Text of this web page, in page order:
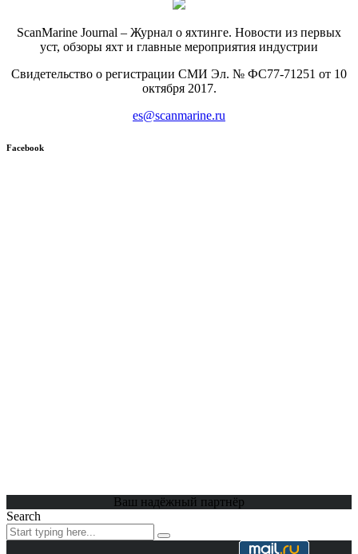
ScanMarine Journal – Журнал о яхтинге. Новости из первых
уст, обзоры яхт и главные мероприятия индустрии
Свидетельство о регистрации СМИ Эл. № ФС77-71251 от 10
октября 2017.
es@scanmarine.ru
Facebook
Ваш надёжный партнёр
Search